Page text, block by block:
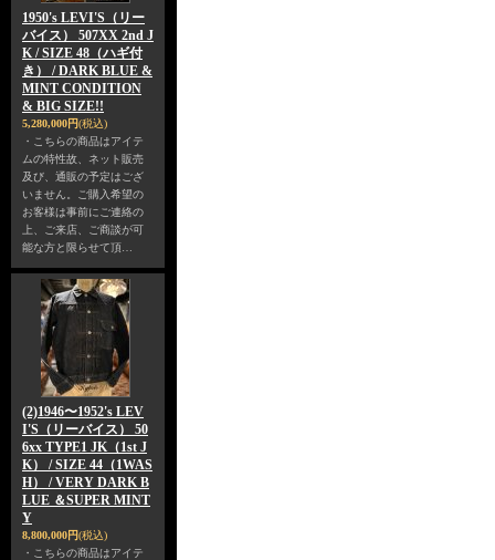
1950's LEVI'S（リー
バイス） 507XX 2nd J
K / SIZE 48（ハギ付
き） / DARK BLUE &
MINT CONDITION
& BIG SIZE!!
5,280,000円(税込)
・こちらの商品はアイテ
ムの特性故、ネット販売
及び、通販の予定はござ
いません。ご購入希望の
お客様は事前にご連絡の
上、ご来店、ご商談が可
能な方と限らせて頂…
(2)1946〜1952's LEV
I'S（リーバイス） 50
6xx TYPE1 JK（1st J
K） / SIZE 44（1WAS
H） / VERY DARK B
LUE ＆SUPER MINT
Y
8,800,000円(税込)
・こちらの商品はアイテ